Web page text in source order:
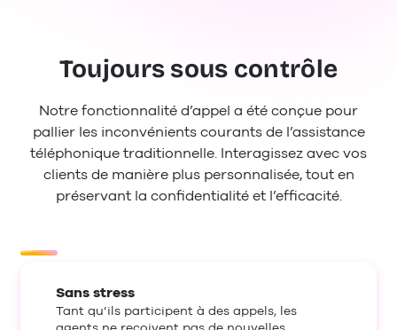
Toujours sous contrôle
Notre fonctionnalité d’appel a été conçue pour
pallier les inconvénients courants de l’assistance
téléphonique traditionnelle. Interagissez avec vos
clients de manière plus personnalisée, tout en
préservant la confidentialité et l’efficacité.
Sans stress
Tant qu’ils participent à des appels, les